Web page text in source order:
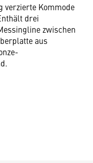
verzierte Kommode
drei
zwischen
aus